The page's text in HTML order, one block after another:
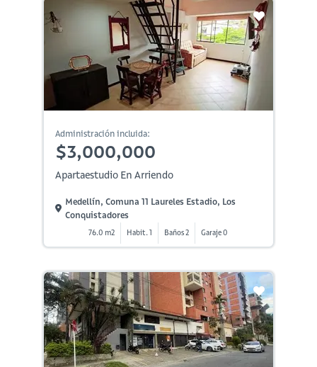
Administración incluida:
$3,000,000
Apartaestudio En Arriendo
Medellín, Comuna 11 Laureles Estadio, Los
Conquistadores
76.0 m2 Habit. 1 Baños 2 Garaje 0